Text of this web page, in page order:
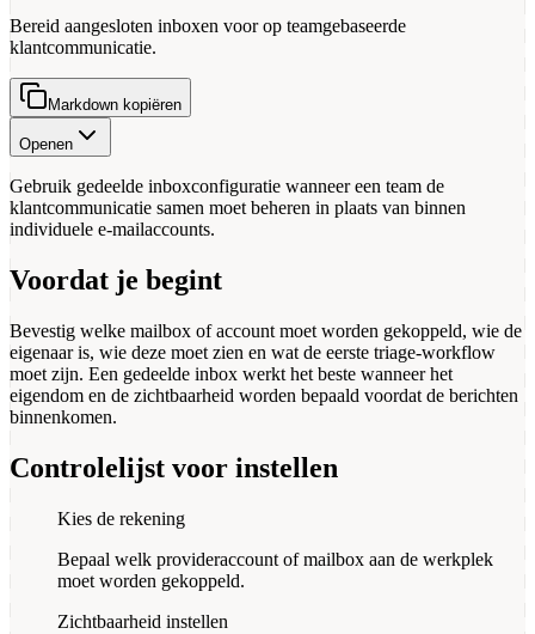
Bereid aangesloten inboxen voor op teamgebaseerde
klantcommunicatie.
Markdown kopiëren
Openen
Gebruik gedeelde inboxconfiguratie wanneer een team de
klantcommunicatie samen moet beheren in plaats van binnen
individuele e-mailaccounts.
Voordat je begint
Bevestig welke mailbox of account moet worden gekoppeld, wie de
eigenaar is, wie deze moet zien en wat de eerste triage-workflow
moet zijn. Een gedeelde inbox werkt het beste wanneer het
eigendom en de zichtbaarheid worden bepaald voordat de berichten
binnenkomen.
Controlelijst voor instellen
Kies de rekening
Bepaal welk provideraccount of mailbox aan de werkplek
moet worden gekoppeld.
Zichtbaarheid instellen